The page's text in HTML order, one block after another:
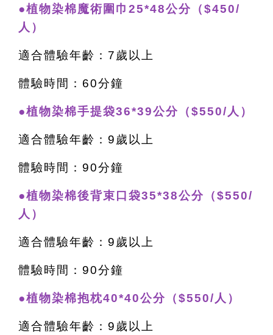
●植物染棉魔術圍巾25*48公分（$450/
人）
適合體驗年齡：7歲以上
體驗時間：60分鐘
●植物染棉手提袋36*39公分（$550/人）
適合體驗年齡：9歲以上
體驗時間：90分鐘
●植物染棉後背束口袋35*38公分（$550/
人）
適合體驗年齡：9歲以上
體驗時間：90分鐘
●植物染棉抱枕40*40公分（$550/人）
適合體驗年齡：9歲以上